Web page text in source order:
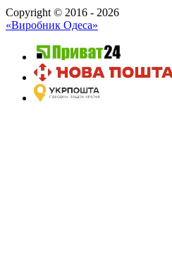
Copyright © 2016 - 2026
«Виробник Одеса»